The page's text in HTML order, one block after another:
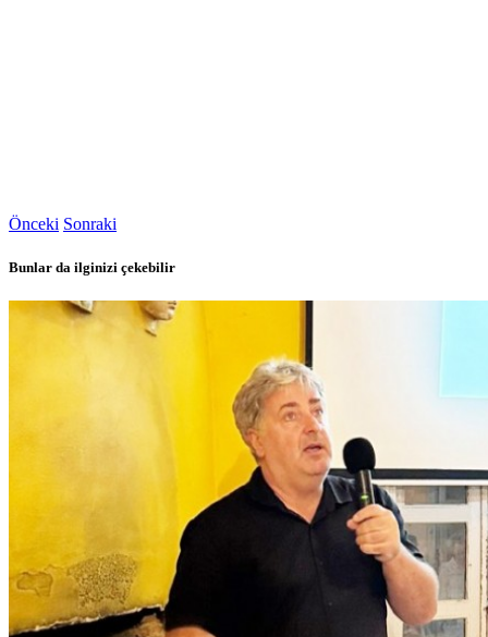
Önceki Sonraki
Bunlar da ilginizi çekebilir